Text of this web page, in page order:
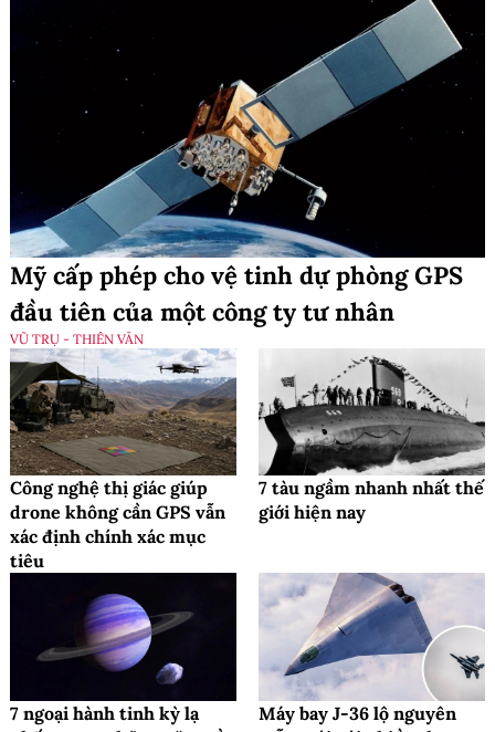
Mỹ cấp phép cho vệ tinh dự phòng GPS
đầu tiên của một công ty tư nhân
VŨ TRỤ - THIÊN VĂN
Công nghệ thị giác giúp
drone không cần GPS vẫn
xác định chính xác mục
tiêu
7 tàu ngầm nhanh nhất thế
giới hiện nay
7 ngoại hành tinh kỳ lạ
Máy bay J-36 lộ nguyên